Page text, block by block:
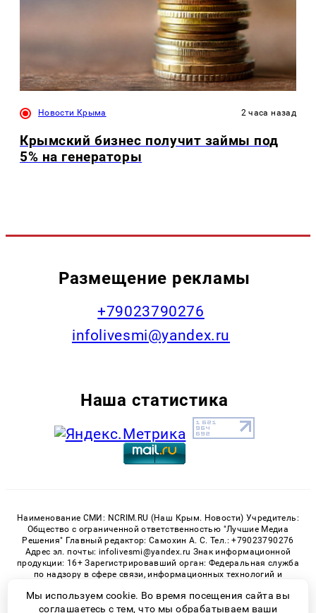
Новости Крыма 2 часа назад
Крымский бизнес получит займы под
5% на генераторы
Размещение рекламы
+79023790276
infolivesmi@yandex.ru
Наша статистика
Наименование СМИ: NCRIM.RU (Наш Крым. Новости) Учредитель:
Общество с ограниченной ответственностью "Лучшие Медиа
Решения" Главный редактор: Самохин А. С. Тел.: +79023790276
Адрес эл. почты: infolivesmi@yandex.ru Знак информационной
продукции: 16+ Зарегистрировавший орган: Федеральная служба
по надзору в сфере связи, информационных технологий и
номер СМИ ЭЛ № ФС 77 - 81150 от 02.06.2021
Мы используем cookie. Во время посещения сайта вы
соглашаетесь с тем, что мы обрабатываем ваши